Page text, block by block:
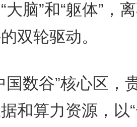
大脑”和“躯体”，
双轮驱动。
数谷”核心区，
和算力资源，以